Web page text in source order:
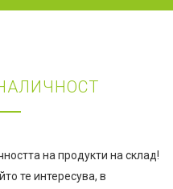
на продукти на склад!
те интересува, в